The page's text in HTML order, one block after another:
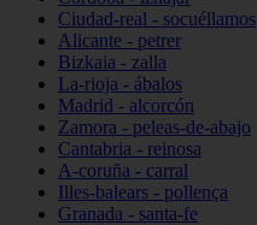
Ciudad-real - socuéllamos
Alicante - petrer
Bizkaia - zalla
La-rioja - ábalos
Madrid - alcorcón
Zamora - peleas-de-abajo
Cantabria - reinosa
A-coruña - carral
Illes-balears - pollença
Granada - santa-fe